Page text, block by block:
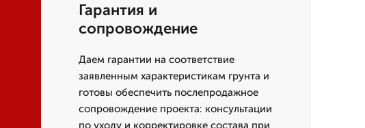
Гарантия и
сопровождение
Даем гарантии на соответствие
заявленным характеристикам грунта и
готовы обеспечить послепродажное
сопровождение проекта: консультации
по уходу и корректировке состава при